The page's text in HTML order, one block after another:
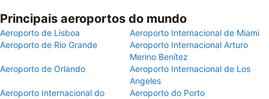
Principais aeroportos do mundo
Aeroporto de Lisboa
Aeroporto Internacional de Miami
Aeroporto de Rio Grande
Aeroporto Internacional Arturo
Merino Benítez
Aeroporto de Orlando
Aeroporto Internacional de Los
Angeles
Aeroporto Internacional do
Aeroporto do Porto